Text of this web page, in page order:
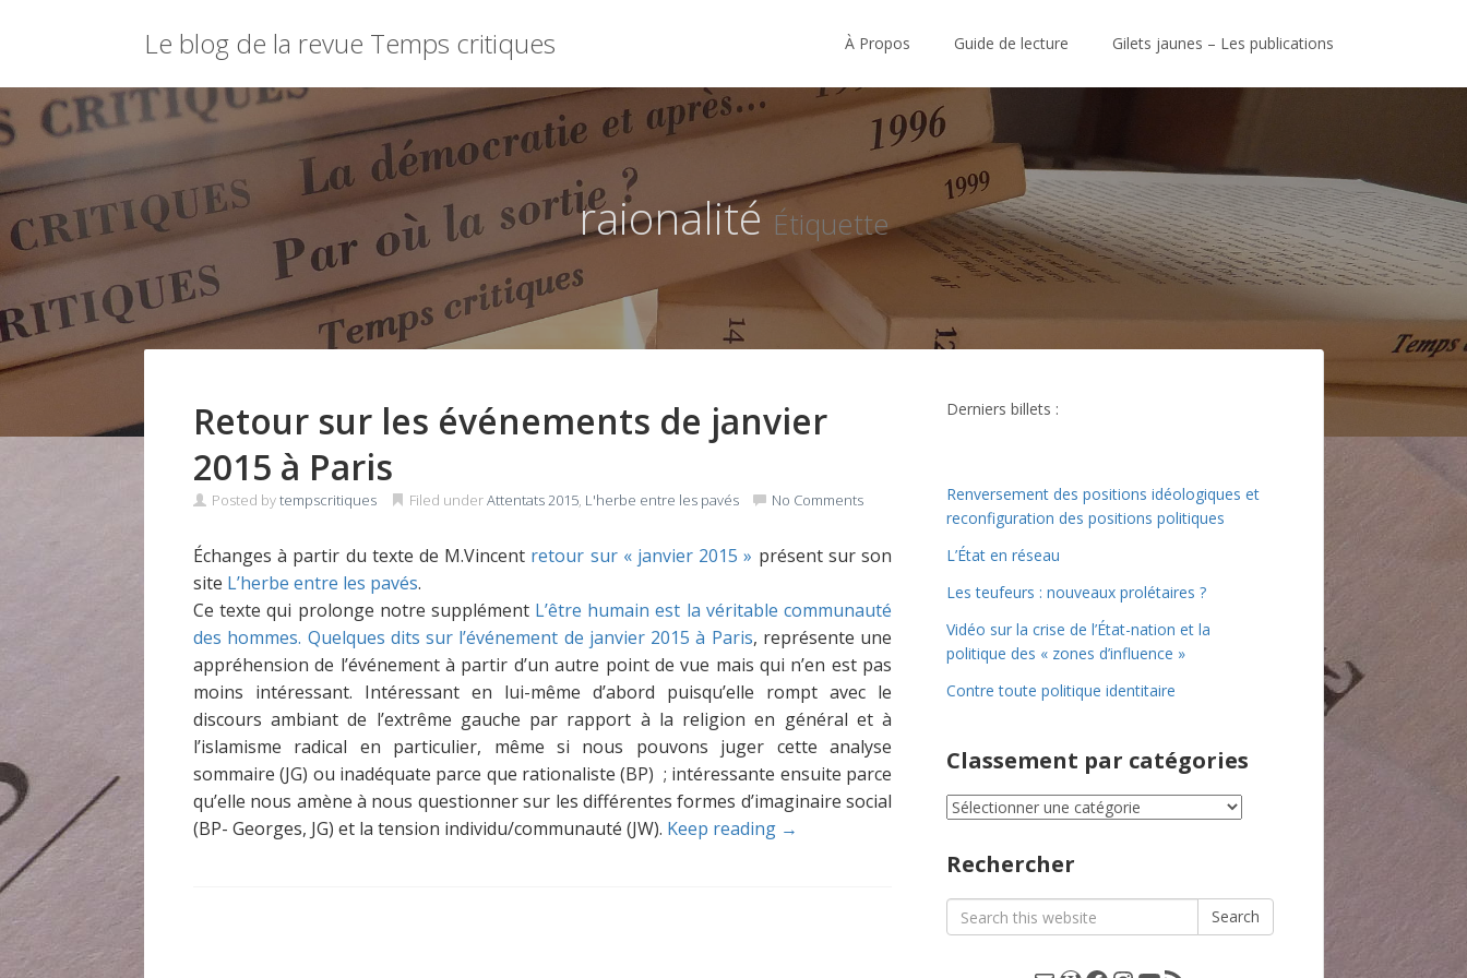
to
content
Le blog de la revue Temps critiques À Propos Guide de lecture Gilets jaunes – Les publications
raionalitéÉtiquette
Retour sur les événements de janvier
2015 à Paris
Posted bytempscritiques Filed underAttentats 2015, L'herbe entre les pavés No Comments
Échanges à partir du texte de M.Vincent retour sur « janvier 2015 » présent sur son
site L’herbe entre les pavés.
Ce texte qui prolonge notre supplément L’être humain est la véritable communauté
des hommes. Quelques dits sur l’événement de janvier 2015 à Paris, représente une
appréhension de l’événement à partir d’un autre point de vue mais qui n’en est pas
moins intéressant. Intéressant en lui-même d’abord puisqu’elle rompt avec le
discours ambiant de l’extrême gauche par rapport à la religion en général et à
l’islamisme radical en particulier, même si nous pouvons juger cette analyse
sommaire (JG) ou inadéquate parce que rationaliste (BP) ; intéressante ensuite parce
qu’elle nous amène à nous questionner sur les différentes formes d’imaginaire social
(BP- Georges, JG) et la tension individu/communauté (JW). Keep reading →
Derniers billets :
Renversement des positions idéologiques et
reconfiguration des positions politiques
L’État en réseau
Les teufeurs : nouveaux prolétaires ?
Vidéo sur la crise de l’État-nation et la
politique des « zones d’influence »
Contre toute politique identitaire
Classement par catégories
Classement
par
Rechercher
Search
for:
Search